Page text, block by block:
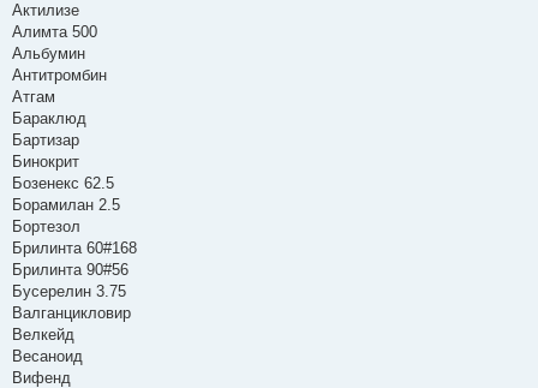
Актилизе
Алимта 500
Альбумин
Антитромбин
Атгам
Бараклюд
Бартизар
Бинокрит
Бозенекс 62.5
Борамилан 2.5
Бортезол
Брилинта 60#168
Брилинта 90#56
Бусерелин 3.75
Валганцикловир
Велкейд
Весаноид
Вифенд